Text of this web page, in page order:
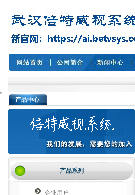
产品中心
产品系列
企业用户